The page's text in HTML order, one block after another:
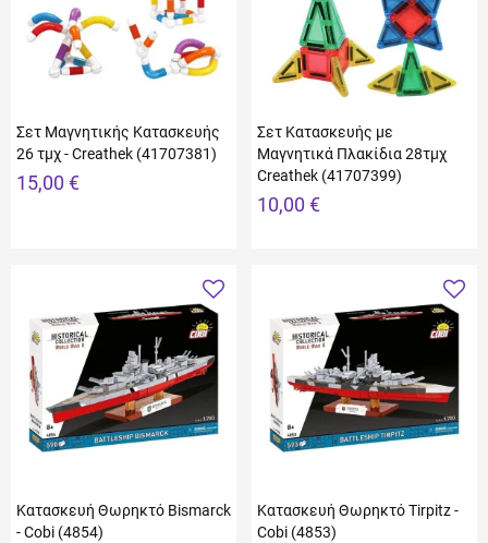
Σετ Μαγνητικής Κατασκευής
26 τμχ - Creathek (41707381)
15,00 €
Σετ Κατασκευής με
Μαγνητικά Πλακίδια 28τμχ
Creathek (41707399)
10,00 €
Κατασκευή Θωρηκτό Bismarck
- Cobi (4854)
Κατασκευή Θωρηκτό Tirpitz -
Cobi (4853)